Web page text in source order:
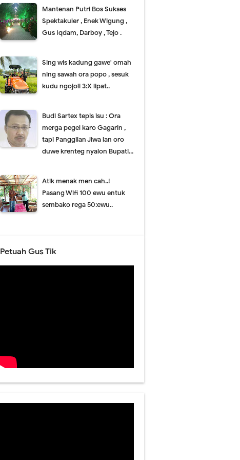
Mantenan Putri Bos Sukses
Spektakuler , Enek Wigung ,
Gus Iqdam, Darboy , Tejo .
Sing wis kadung gawe' omah
ning sawah ora popo , sesuk
kudu ngojoli 3:X lipat..
Budi Sartex tepis isu : Ora
merga pegel karo Gagarin ,
tapi Panggilan Jiwa lan oro
duwe krenteg nyalon Bupati...
Atik menak men cah..!
Pasang Wifi 100 ewu entuk
sembako rega 50:ewu..
Petuah Gus Tik